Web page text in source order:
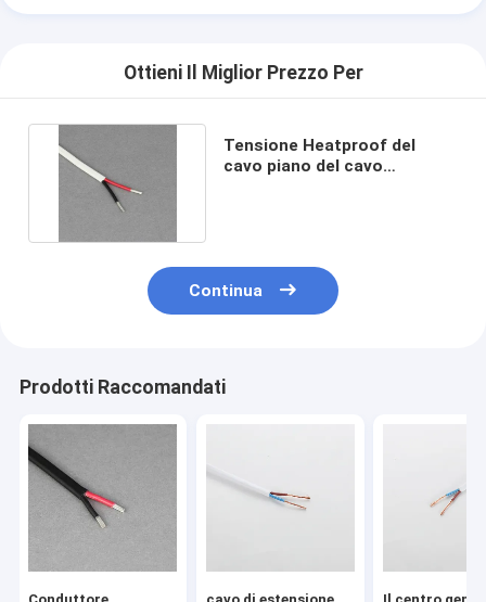
Ottieni Il Miglior Prezzo Per
Tensione Heatproof del
cavo piano del cavo
Continua
Prodotti Raccomandati